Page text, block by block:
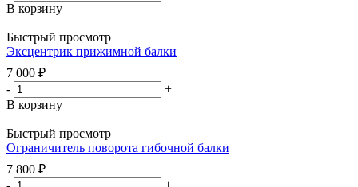
В корзину
Быстрый просмотр
Эксцентрик прижимной балки
7 000 ₽
-
+
В корзину
Быстрый просмотр
Ограничитель поворота гибочной балки
7 800 ₽